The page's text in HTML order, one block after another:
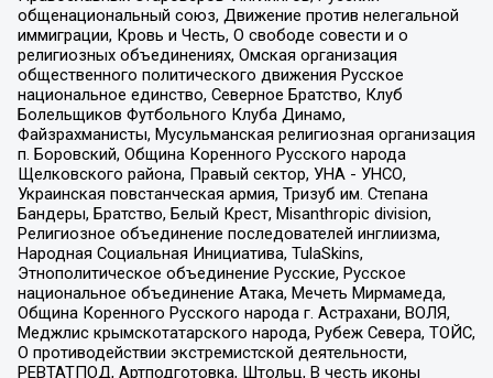
общенациональный союз, Движение против нелегальной
иммиграции, Кровь и Честь, О свободе совести и о
религиозных объединениях, Омская организация
общественного политического движения Русское
национальное единство, Северное Братство, Клуб
Болельщиков Футбольного Клуба Динамо,
Файзрахманисты, Мусульманская религиозная организация
п. Боровский, Община Коренного Русского народа
Щелковского района, Правый сектор, УНА - УНСО,
Украинская повстанческая армия, Тризуб им. Степана
Бандеры, Братство, Белый Крест, Misanthropic division,
Религиозное объединение последователей инглиизма,
Народная Социальная Инициатива, TulaSkins,
Этнополитическое объединение Русские, Русское
национальное объединение Атака, Мечеть Мирмамеда,
Община Коренного Русского народа г. Астрахани, ВОЛЯ,
Меджлис крымскотатарского народа, Рубеж Севера, ТОЙС,
О противодействии экстремистской деятельности,
РЕВТАТПОД, Артподготовка, Штольц, В честь иконы